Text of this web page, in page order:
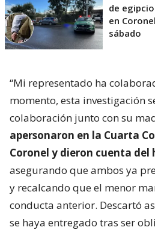
de
en
sábado
“Mi representado ha
momento, esta investigación
colaboración junto con su
apersonaron en la Cuarta
Coronel y dieron cuenta del
asegurando que ambos ya
y recalcando que el menor
conducta anterior. Descartó
se haya entregado tras ser